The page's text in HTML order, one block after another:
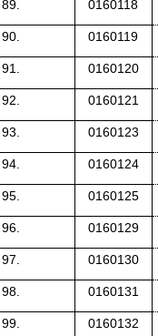
89. 0160118
90. 0160119
91. 0160120
92. 0160121
93. 0160123
94. 0160124
95. 0160125
96. 0160129
97. 0160130
98. 0160131
99. 0160132